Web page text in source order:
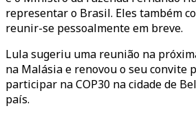
representar o Brasil. Eles também
reunir-se pessoalmente em breve.
Lula sugeriu uma reunião na
na Malásia e renovou o seu convite
participar na COP30 na cidade de
país.